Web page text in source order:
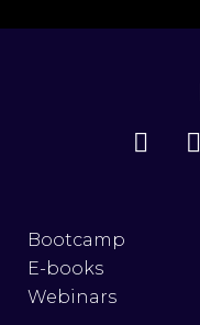
Bootcamp
E-books
Webinars